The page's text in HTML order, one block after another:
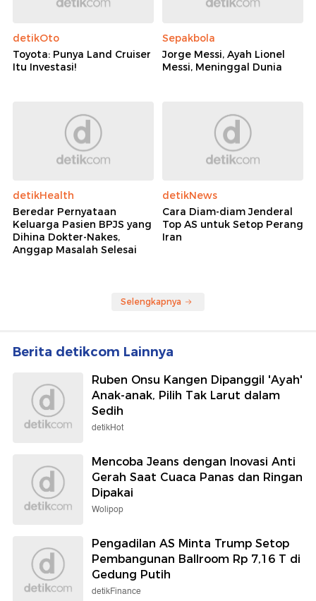
detikOto
Toyota: Punya Land Cruiser
Itu Investasi!
Sepakbola
Jorge Messi, Ayah Lionel
Messi, Meninggal Dunia
detikHealth
Beredar Pernyataan
Keluarga Pasien BPJS yang
Dihina Dokter-Nakes,
Anggap Masalah Selesai
detikNews
Cara Diam-diam Jenderal
Top AS untuk Setop Perang
Iran
Selengkapnya
Berita detikcom Lainnya
Ruben Onsu Kangen Dipanggil 'Ayah'
Anak-anak, Pilih Tak Larut dalam
Sedih
detikHot
Mencoba Jeans dengan Inovasi Anti
Gerah Saat Cuaca Panas dan Ringan
Dipakai
Wolipop
Pengadilan AS Minta Trump Setop
Pembangunan Ballroom Rp 7,16 T di
Gedung Putih
detikFinance